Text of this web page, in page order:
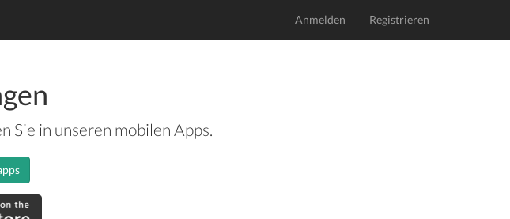
Anmelden Registrieren
Sie in unseren mobilen Apps.